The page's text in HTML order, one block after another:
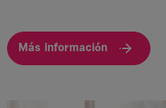
Más información